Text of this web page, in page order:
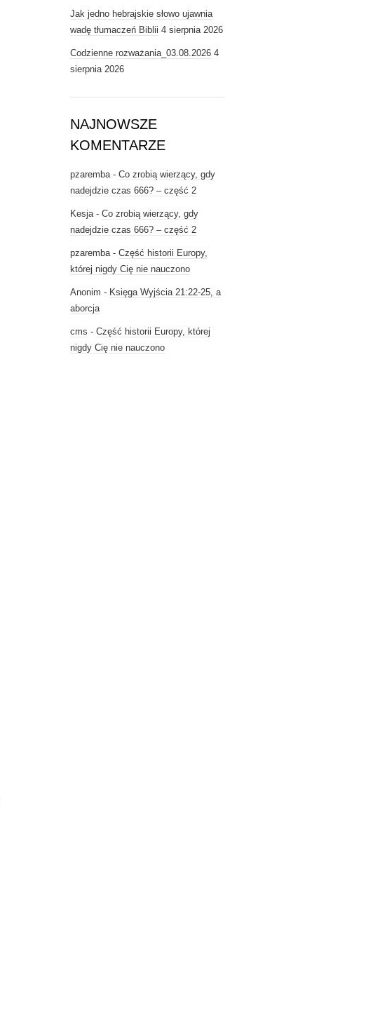
Jak jedno hebrajskie słowo ujawnia
wadę tłumaczeń Biblii 4 sierpnia 2026
Codzienne rozważania_03.08.2026 4
sierpnia 2026
NAJNOWSZE
KOMENTARZE
pzaremba- Co zrobią wierzący, gdy
nadejdzie czas 666? – część 2
Kesja- Co zrobią wierzący, gdy
nadejdzie czas 666? – część 2
pzaremba- Część historii Europy,
której nigdy Cię nie nauczono
Anonim - Księga Wyjścia 21:22-25, a
aborcja
cms - Część historii Europy, której
nigdy Cię nie nauczono